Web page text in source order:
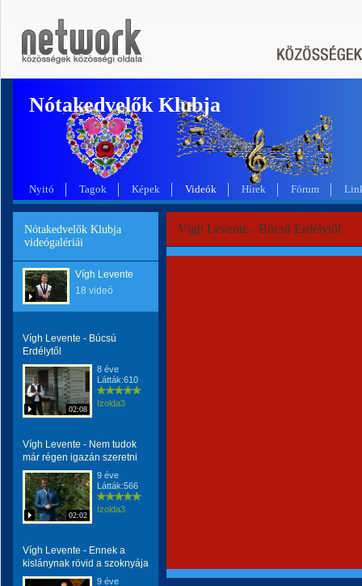
Nótakedvelők Klubja
Nyitó Tagok Képek Videók Hírek Fórum
Nótakedvelők Klubja
videógalériái
Vígh Levente
18 videó
Vígh Levente - Búcsú
Erdélytől
02:08
8 éve
Látták:610
Izolda3
Vígh Levente - Nem tudok
már régen igazán szeretni
02:02
9 éve
Látták:566
Izolda3
Vígh Levente - Ennek a
kislánynak rövid a szoknyája
9 éve
Vígh Levente - Búcsú Erdélytől